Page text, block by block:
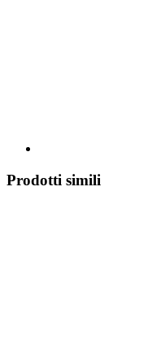
Prodotti simili